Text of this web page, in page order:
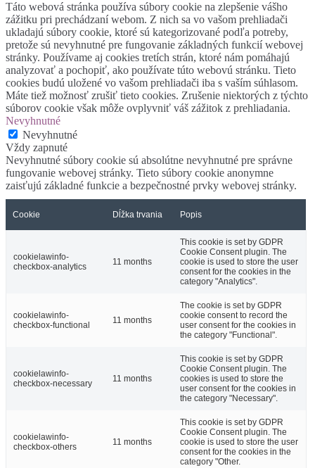
Táto webová stránka používa súbory cookie na zlepšenie vášho
zážitku pri prechádzaní webom. Z nich sa vo vašom prehliadači
ukladajú súbory cookie, ktoré sú kategorizované podľa potreby,
pretože sú nevyhnutné pre fungovanie základných funkcií webovej
stránky. Používame aj cookies tretích strán, ktoré nám pomáhajú
analyzovať a pochopiť, ako používate túto webovú stránku. Tieto
cookies budú uložené vo vašom prehliadači iba s vaším súhlasom.
Máte tiež možnosť zrušiť tieto cookies. Zrušenie niektorých z týchto
súborov cookie však môže ovplyvniť váš zážitok z prehliadania.
Nevyhnutné
Nevyhnutné
Vždy zapnuté
Nevyhnutné súbory cookie sú absolútne nevyhnutné pre správne
fungovanie webovej stránky. Tieto súbory cookie anonymne
zaisťujú základné funkcie a bezpečnostné prvky webovej stránky.
Cookie Dĺžka trvania Popis
cookielawinfo-
checkbox-analytics
11 months
This cookie is set by GDPR
Cookie Consent plugin. The
cookie is used to store the user
consent for the cookies in the
category "Analytics".
cookielawinfo-
checkbox-functional
11 months
The cookie is set by GDPR
cookie consent to record the
user consent for the cookies in
the category "Functional".
cookielawinfo-
checkbox-necessary
11 months
This cookie is set by GDPR
Cookie Consent plugin. The
cookies is used to store the
user consent for the cookies in
the category "Necessary".
cookielawinfo-
checkbox-others
11 months
This cookie is set by GDPR
Cookie Consent plugin. The
cookie is used to store the user
consent for the cookies in the
category "Other.